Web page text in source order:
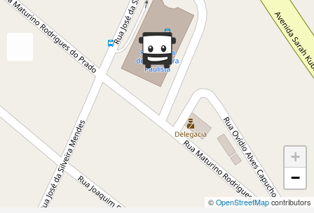
+
−
© OpenStreetMap contributors